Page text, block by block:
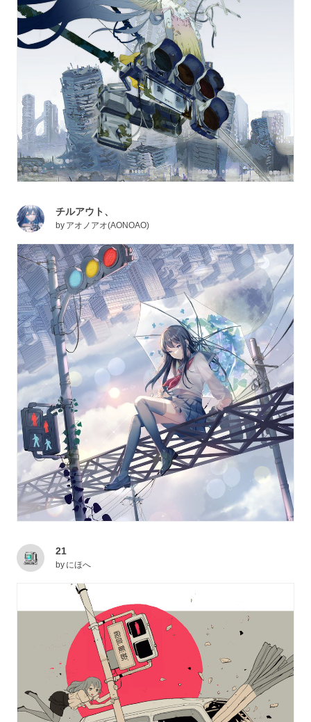
チルアウト、
by アオノアオ(AONOAO)
21
by にほへ